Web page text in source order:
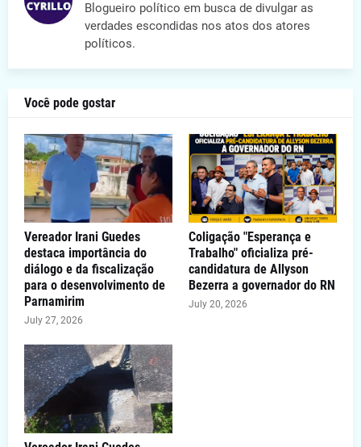
Blogueiro político em busca de divulgar as
verdades escondidas nos atos dos atores
políticos.
Você pode gostar
Vereador Irani Guedes
destaca importância do
diálogo e da fiscalização
para o desenvolvimento de
Parnamirim
July 27, 2026
Coligação "Esperança e
Trabalho" oficializa pré-
candidatura de Allyson
Bezerra a governador do RN
July 20, 2026